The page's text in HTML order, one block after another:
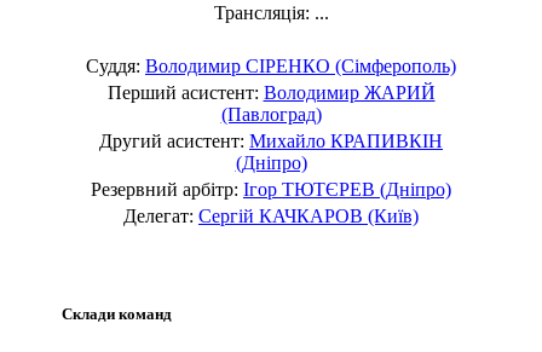
Трансляція: ...
Суддя: Володимир СІРЕНКО (Сімферополь)
Перший асистент: Володимир ЖАРИЙ
(Павлоград)
Другий асистент: Михайло КРАПИВКІН
(Дніпро)
Резервний арбітр: Ігор ТЮТЄРЕВ (Дніпро)
Делегат: Сергій КАЧКАРОВ (Київ)
Склади команд